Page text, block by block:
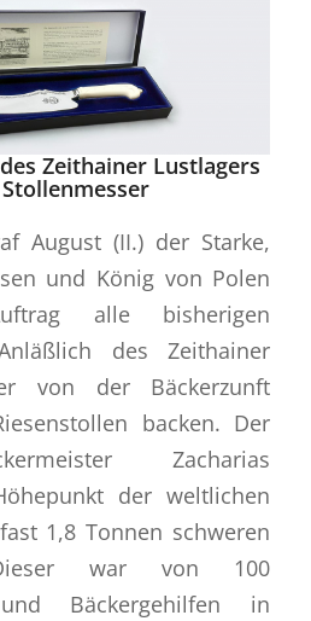
Zeithainer Lustlagers
August (II.) der Starke,
und König von Polen
alle bisherigen
des Zeithainer
von der Bäckerzunft
backen. Der
Zacharias
der weltlichen
1,8 Tonnen schweren
Dieser war von 100
Bäckergehilfen in